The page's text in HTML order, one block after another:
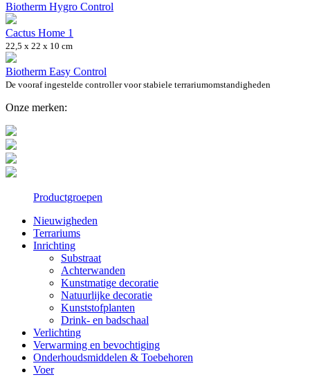
Biotherm Hygro Control
Cactus Home 1
22,5 x 22 x 10 cm
Biotherm Easy Control
De vooraf ingestelde controller voor stabiele terrariumomstandigheden
Onze merken:
Productgroepen
Nieuwigheden
Terrariums
Inrichting
Substraat
Achterwanden
Kunstmatige decoratie
Natuurlijke decoratie
Kunststofplanten
Drink- en badschaal
Verlichting
Verwarming en bevochtiging
Onderhoudsmiddelen & Toebehoren
Voer